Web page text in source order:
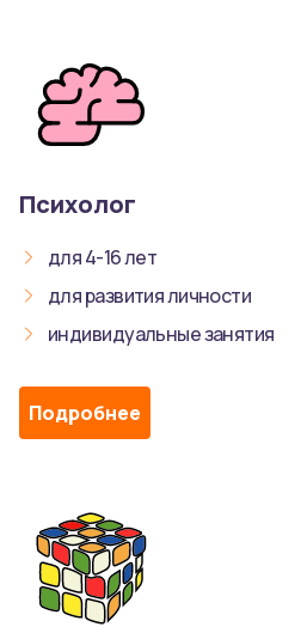
Психолог
для 4-16 лет
для развития личности
индивидуальные занятия
Подробнее